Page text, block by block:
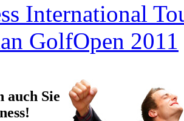
International
GolfOpen 2011
auch Sie